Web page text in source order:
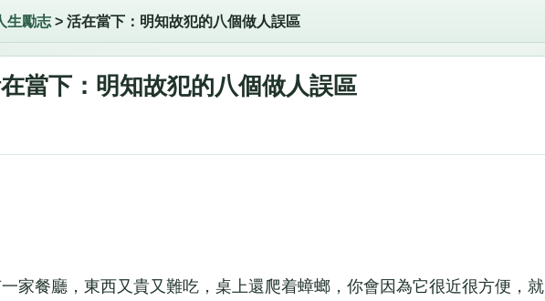
生勵志> 活在當下：明知故犯的八個做人誤區
當下：明知故犯的八個做人誤區
餐廳，東西又貴又難吃，桌上還爬着蟑螂，你會因為它很近很方便，就